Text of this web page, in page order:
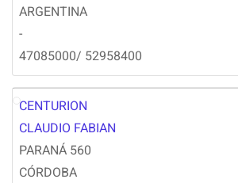
ARGENTINA
-
47085000/ 52958400
CC
CENTURION
CLAUDIO FABIAN
PARANÁ 560
CÓRDOBA